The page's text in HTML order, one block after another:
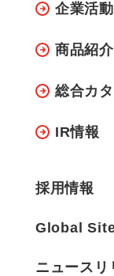
企業活動
商品紹介
総合カ
IR情報
採用情報
Global
ニュースリ